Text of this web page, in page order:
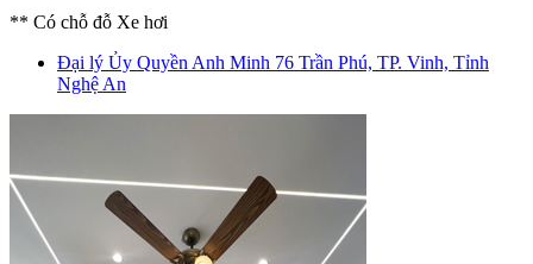
** Có chỗ đỗ Xe hơi
Đại lý Ủy Quyền Anh Minh 76 Trần Phú, TP. Vinh, Tỉnh
Nghệ An